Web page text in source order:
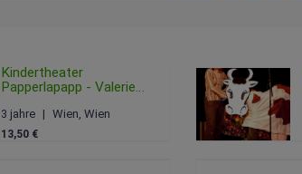
Kindertheater
Papperlapapp - Valerie
Schaukel
3 jahre Wien, Wien
13,50 €